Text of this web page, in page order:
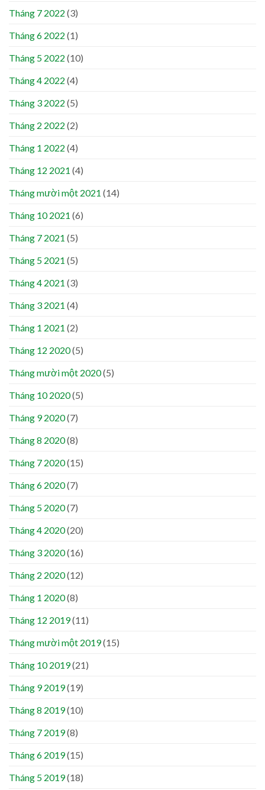
Tháng 7 2022 (3)
Tháng 6 2022 (1)
Tháng 5 2022 (10)
Tháng 4 2022 (4)
Tháng 3 2022 (5)
Tháng 2 2022 (2)
Tháng 1 2022 (4)
Tháng 12 2021 (4)
Tháng mười một 2021 (14)
Tháng 10 2021 (6)
Tháng 7 2021 (5)
Tháng 5 2021 (5)
Tháng 4 2021 (3)
Tháng 3 2021 (4)
Tháng 1 2021 (2)
Tháng 12 2020(5)
Tháng mười một 2020(5)
Tháng 10 2020(5)
Tháng 9 2020(7)
Tháng 8 2020(8)
Tháng 7 2020(15)
Tháng 6 2020(7)
Tháng 5 2020(7)
Tháng 4 2020(20)
Tháng 3 2020(16)
Tháng 2 2020(12)
Tháng 1 2020(8)
Tháng 12 2019(11)
Tháng mười một 2019(15)
Tháng 10 2019(21)
Tháng 9 2019(19)
Tháng 8 2019(10)
Tháng 7 2019(8)
Tháng 6 2019(15)
Tháng 5 2019(18)